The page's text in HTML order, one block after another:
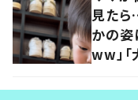
見たら
かの姿
ww」